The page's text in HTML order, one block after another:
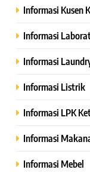
Informasi Kusen
Informasi
Informasi
Informasi Listrik
Informasi LPK
Informasi
Informasi Mebel